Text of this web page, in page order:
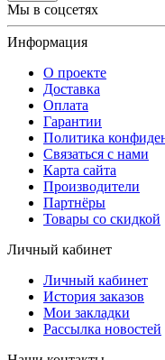
Мы в соцсетях
Информация
О проекте
Доставка
Оплата
Гарантии
Политика
Связаться с нами
Карта сайта
Производители
Партнёры
Товары со скидкой
Личный кабинет
Личный кабинет
История заказов
Мои закладки
Рассылка новостей